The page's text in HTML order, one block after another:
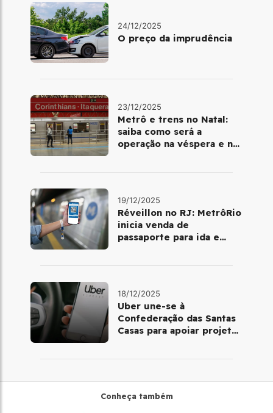
24/12/2025
O preço da imprudência
23/12/2025
Metrô e trens no Natal:
saiba como será a
operação na véspera e no
19/12/2025
Réveillon no RJ: MetrôRio
inicia venda de
passaporte para ida e
18/12/2025
Uber une-se à
Confederação das Santas
Casas para apoiar projetos
Conheça também